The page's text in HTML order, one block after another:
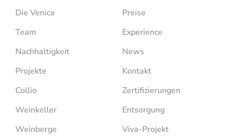
Die Venica
Team
Nachhaltigkeit
Projekte
Collio
Weinkeller
Weinberge
Preise
Experience
News
Kontakt
Zertifizierungen
Entsorgung
Viva-Projekt